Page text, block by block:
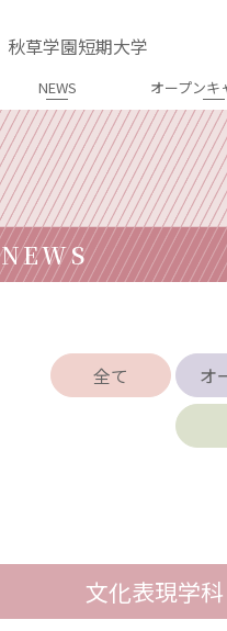
秋草学園短期大学
NEWS オープンキ
NEWS
全て オ
文化表現学科